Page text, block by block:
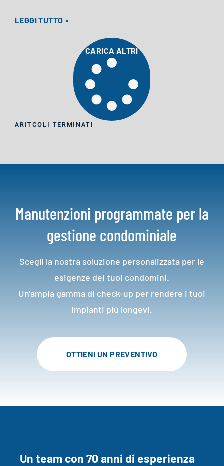
LEGGI TUTTO »
CARICA ALTRI
ARITCOLI TERMINATI
Manutenzioni programmate per la
gestione condominiale
Scegli la nostra soluzione personalizzata per le
esigenze dei tuoi condomini.
Un'ampia gamma di check-up per rendere i tuoi
impianti più longevi.
OTTIENI UN PREVENTIVO
Un team con 70 anni di esperienza